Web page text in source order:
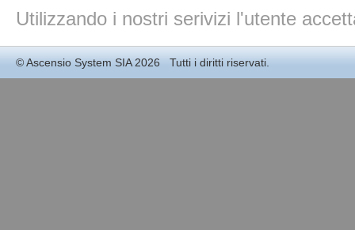
Utilizzando i nostri serivizi l'utente
©Ascensio System SIA2026 Tutti i diritti riservati.